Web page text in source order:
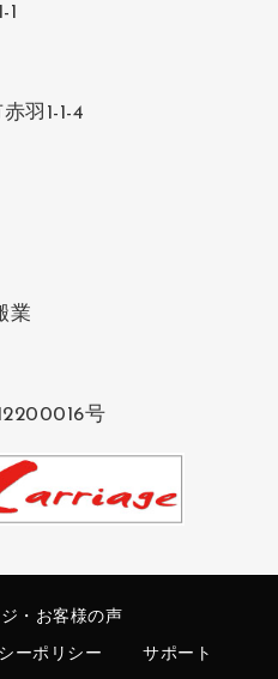
羽1-1-4
業
号
・お客様の声
ーポリシー サポート